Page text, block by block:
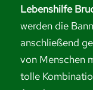
Lebenshilfe
werden die
anschließend
von Menschen
tolle